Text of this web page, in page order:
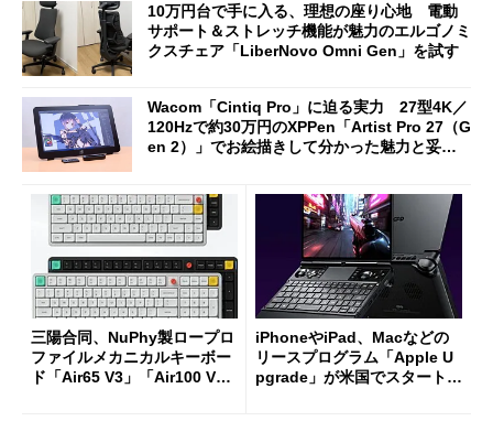
10万円台で手に入る、理想の座り心地 電動
サポート＆ストレッチ機能が魅力のエルゴノミ
クスチェア「LiberNovo Omni Gen」を試す
Wacom「Cintiq Pro」に迫る実力 27型4K／
120Hzで約30万円のXPPen「Artist Pro 27（G
en 2）」でお絵描きして分かった魅力と妥協
三陽合同、NuPhy製ロープロ
ファイルメカニカルキーボー
ド「Air65 V3」「Air100 V
iPhoneやiPad、Macなどの
リースプログラム「Apple U
pgrade」が米国でスタート／